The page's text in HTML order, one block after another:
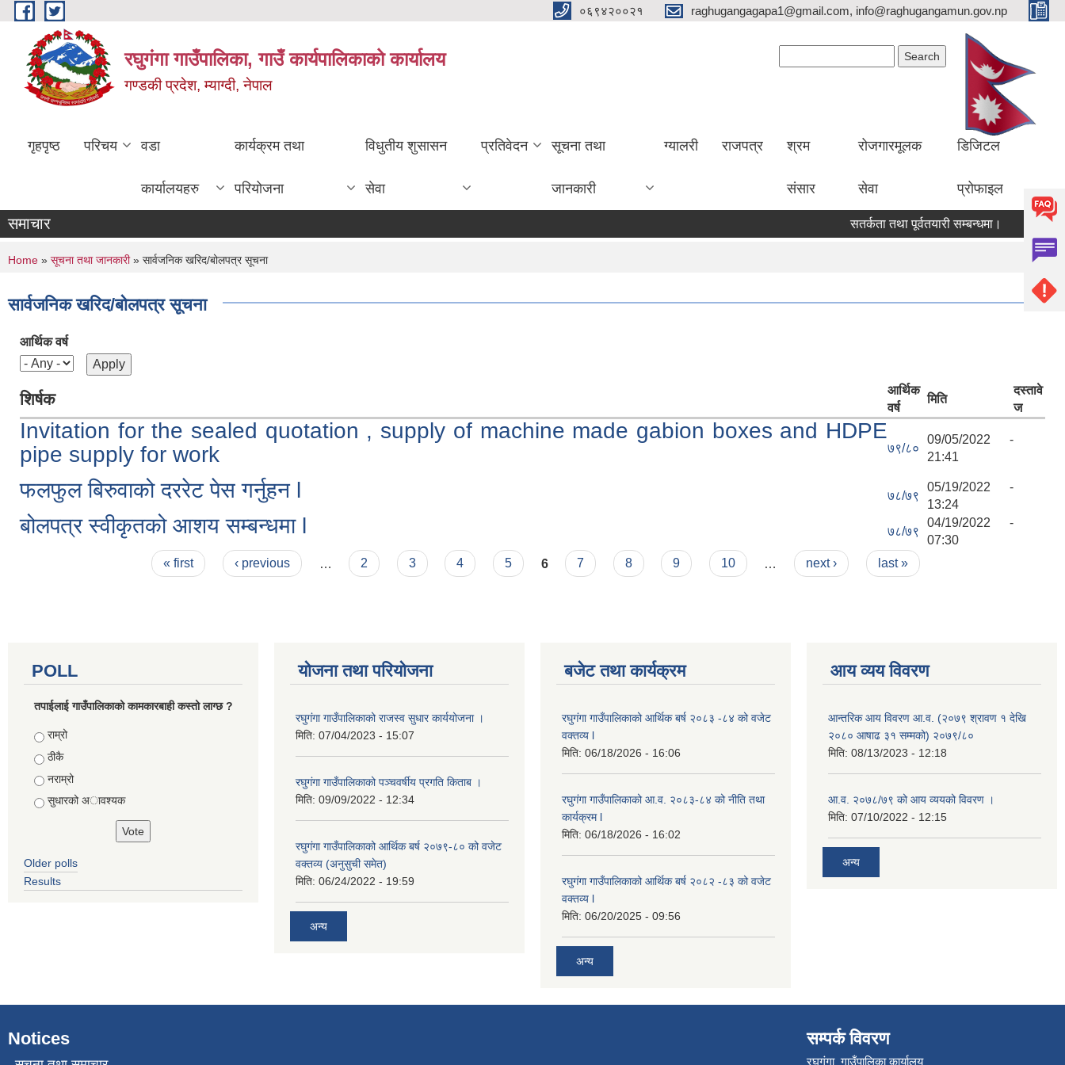
Skip to main content ०६९४२००२१ raghugangagapa1@gmail.com, info@raghugangamun.gov.np
रघुगंगा गाउँपालिका, गाउँ कार्यपालिकाको कार्यालय
गण्डकी प्रदेश, म्याग्दी, नेपाल
गृहपृष्ठ परिचय वडा
कार्यालयहरु
कार्यक्रम तथा
परियोजना
विधुतीय शुसासन
सेवा
प्रतिवेदन सूचना तथा
जानकारी
ग्यालरी राजपत्र श्रम
संसार
रोजगारमूलक
सेवा
डिजिटल
प्रोफाइल
समाचार सतर्कता तथा पूर्वतयारी सम्बन्धमा। व्यवसाय
You are here
Home » सूचना तथा जानकारी» सार्वजनिक खरिद/बोलपत्र सूचना
सार्वजनिक खरिद/बोलपत्र सूचना
आर्थिक वर्ष
शिर्षक
आर्थिक
वर्ष
मिति
दस्तावे
ज
Invitation for the sealed quotation , supply of machine made gabion boxes and HDPE
pipe supply for work
७९/८०
09/05/2022 -
21:41
फलफुल बिरुवाको दररेट पेस गर्नुहन l ७८/७९
05/19/2022 -
13:24
बोलपत्र स्वीकृतको आशय सम्बन्धमा l ७८/७९
04/19/2022 -
07:30
« first ‹ previous 2 3 4 5 6 7 8 9 10 next › last »
POLL
तपाईलाई गाउँपालिकाको कामकारबाही कस्तो लाग्छ ?
Choices
राम्रो
ठीकै
नराम्रो
सुधारको अावश्यक
Older polls
Results
योजना तथा परियोजना
रघुगंगा गाउँपालिकाको राजस्व सुधार कार्ययोजना ।
मिति: 07/04/2023 - 15:07
रघुगंगा गाउँपालिकाको पञ्चवर्षीय प्रगति किताब ।
मिति: 09/09/2022 - 12:34
रघुगंगा गाउँपालिकाको आर्थिक बर्ष २०७९-८० को वजेट
वक्तव्य (अनुसुची समेत)
मिति: 06/24/2022 - 19:59
अन्य
बजेट तथा कार्यक्रम
रघुगंगा गाउँपालिकाको आर्थिक बर्ष २०८३ -८४ को वजेट
वक्तव्य l
मिति: 06/18/2026 - 16:06
रघुगंगा गाउँपालिकाको आ.व. २०८३-८४ को नीति तथा
कार्यक्रम l
मिति: 06/18/2026 - 16:02
रघुगंगा गाउँपालिकाको आर्थिक बर्ष २०८२ -८३ को वजेट
वक्तव्य l
मिति: 06/20/2025 - 09:56
अन्य
आय व्यय विवरण
आन्तरिक आय विवरण आ.व. (२०७९ श्रावण १ देखि
२०८० आषाढ ३१ सम्मको) २०७९/८०
मिति: 08/13/2023 - 12:18
आ.व. २०७८/७९ को आय व्ययको विवरण ।
मिति: 07/10/2022 - 12:15
अन्य
Notices सम्पर्क विवरण
रघुगंगा गाउँपालिका कार्यालय